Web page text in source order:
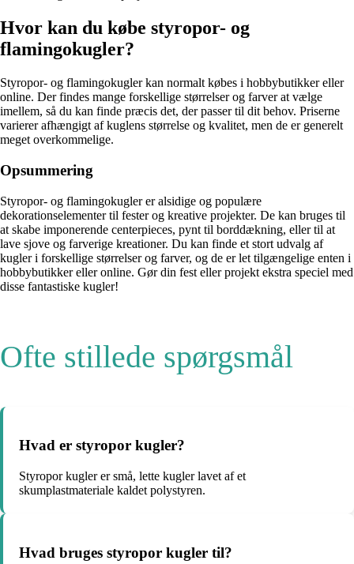
Hvor kan du købe styropor- og
flamingokugler?
Styropor- og flamingokugler kan normalt købes i hobbybutikker eller
online. Der findes mange forskellige størrelser og farver at vælge
imellem, så du kan finde præcis det, der passer til dit behov. Priserne
varierer afhængigt af kuglens størrelse og kvalitet, men de er generelt
meget overkommelige.
Opsummering
Styropor- og flamingokugler er alsidige og populære
dekorationselementer til fester og kreative projekter. De kan bruges til
at skabe imponerende centerpieces, pynt til borddækning, eller til at
lave sjove og farverige kreationer. Du kan finde et stort udvalg af
kugler i forskellige størrelser og farver, og de er let tilgængelige enten i
hobbybutikker eller online. Gør din fest eller projekt ekstra speciel med
disse fantastiske kugler!
Ofte stillede spørgsmål
Hvad er styropor kugler?
Styropor kugler er små, lette kugler lavet af et
skumplastmateriale kaldet polystyren.
Hvad bruges styropor kugler til?